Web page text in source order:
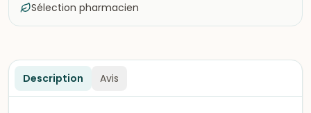
Sélection pharmacien
Description Avis